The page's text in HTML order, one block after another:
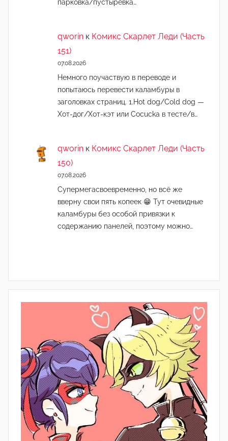
парковка/пустырёвка…
qworin к Комикс Скарлет Леди (Часть
151)
07.08.2026
Немного поучаствую в переводе и
попытаюсь перевести каламбуры в
заголовках страниц. 1.Hot dog/Cold dog —
Хот-дог/Хот-кэт или Cocucka в тесте/в…
qworin к Комикс Скарлет Леди (Часть
150)
07.08.2026
Супермегасвоевременно, но всё же
вверну свои пять копеек 😁 Тут очевидные
каламбуры без особой привязки к
содержанию панелей, поэтому можно…